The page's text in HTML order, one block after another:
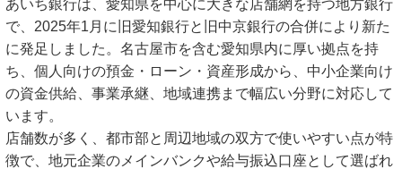
あいち銀行は、愛知県を中心に大きな店舗網を持つ地方銀行
で、2025年1月に旧愛知銀行と旧中京銀行の合併により新た
に発足しました。名古屋市を含む愛知県内に厚い拠点を持
ち、個人向けの預金・ローン・資産形成から、中小企業向け
の資金供給、事業承継、地域連携まで幅広い分野に対応して
います。
店舗数が多く、都市部と周辺地域の双方で使いやすい点が特
徴で、地元企業のメインバンクや給与振込口座として選ばれ